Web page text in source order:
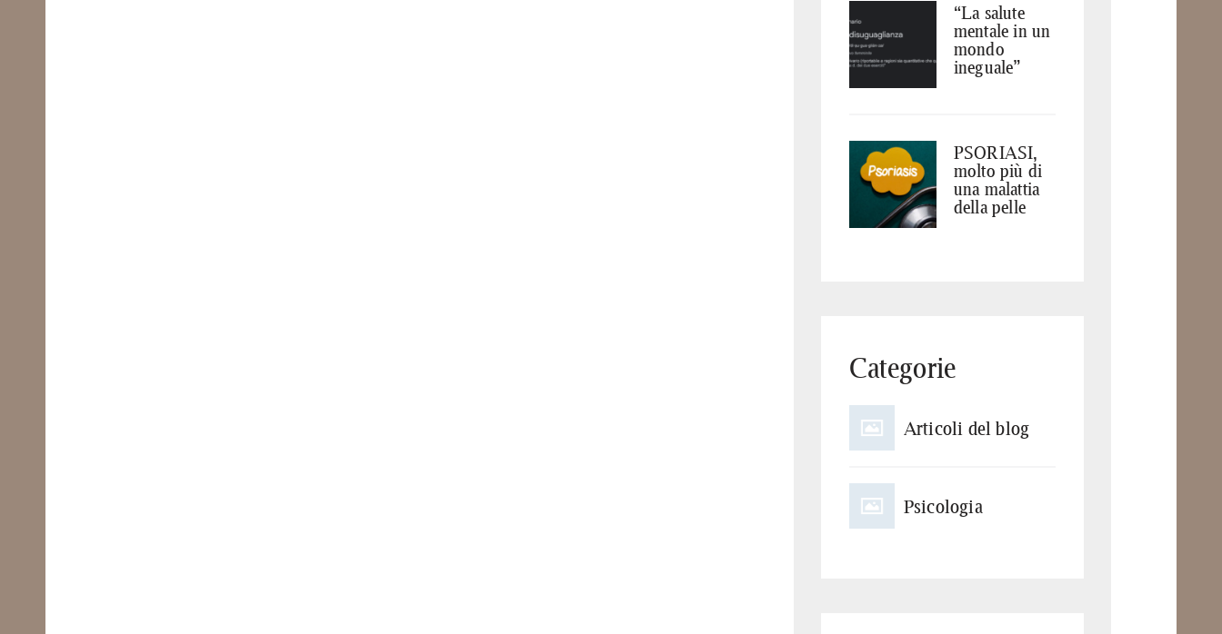
“La salute
mentale in un
mondo
ineguale”
PSORIASI,
molto più di
una malattia
della pelle
Categorie
Articoli del blog
Psicologia